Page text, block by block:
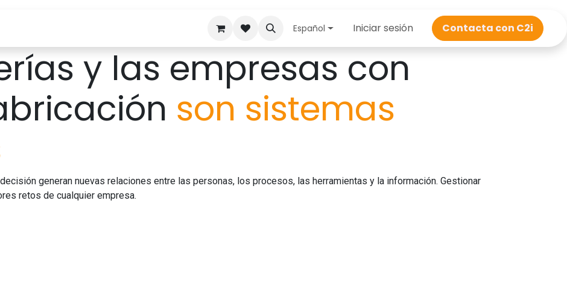
Aula Virtual Tienda online Sobre C2i Contacta con C2i
Español Iniciar sesión Contacta con C2i
y las empresas con
son sistemas
generan nuevas relaciones entre las personas, los procesos, las herramientas y la información. Gestionar
retos de cualquier empresa.